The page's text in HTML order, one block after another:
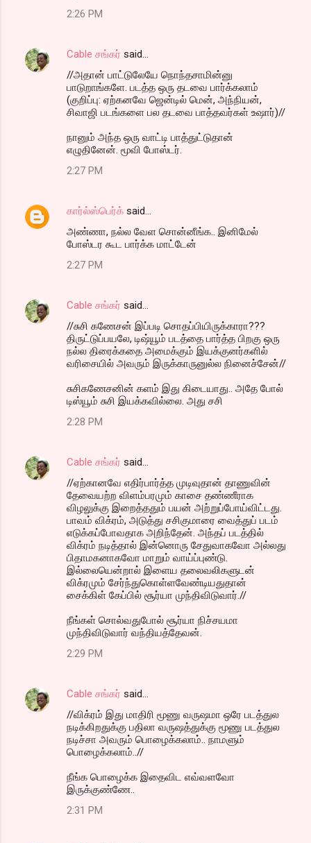
2:26 PM
Cable சங்கர் said…
//அதான் பாட்டுலேயே நொந்தசாமின்னு
பாடுறாங்களே. படத்த ஒரு தடவை பார்க்கலாம்
(குறிப்பு: ஏற்கனவே ஜென்டில் மென், அந்நியன்,
சிவாஜி படங்களை பல தடவை பாத்தவர்கள் உஷார்)//
நானும் அந்த ஒரு வாட்டி பாத்துட்டுதான்
எழுதினேன். மூவி போஸ்டர்.
2:27 PM
கார்ல்ஸ்பெர்க் said…
அண்ணா, நல்ல வேள சொன்னீங்க.. இனிமேல்
போஸ்டர கூட பார்க்க மாட்டேன்
2:27 PM
Cable சங்கர் said…
//சுசி கணேசன் இப்படி சொதப்பியிருக்காரா???
திருட்டுப்பயலே, டிஷ்யூம் படத்தை பார்த்த பிறகு ஒரு
நல்ல திரைக்கதை அமைக்கும் இயக்குனர்களில்
வரிசையில் அவரும் இருக்காருனுல்ல நினைச்சேன்//
சுசிகணேசனின் களம் இது கிடையாது.. அதே போல்
டிஸ்யூம் சுசி இயக்கவில்லை. அது சசி
2:28 PM
Cable சங்கர் said…
//ஏற்கானவே எதிர்பார்த்த முடிவுதான் தாணுவின்
தேவையற்ற விளம்பரமும் காசை தண்ணீராக
விழலுக்கு இறைத்ததும் பயன் அற்றுப்போய்விட்டது.
பாவம் விக்ரம், அடுத்து சசிகுமாரை வைத்துப் படம்
எடுக்கப்போவதாக அறிந்தேன். அந்தப் படத்தில்
விக்ரம் நடித்தால் இன்னொரு சேதுவாகவோ அல்லது
பிதாமகனாகவோ மாறும் வாய்ப்புண்டு.
இல்லையென்றால் இளைய தலைவலிகளுடன்
விக்ரமும் சேர்ந்துகொள்ளவேண்டியதுதான்
சைக்கிள் கேப்பில் சூர்யா முந்திவிடுவார்.//
நீங்கள் சொல்வதுபோல் சூர்யா நிச்சயமா
முந்திவிடுவார் வந்தியத்தேவன்.
2:29 PM
Cable சங்கர் said…
//விக்ரம் இது மாதிரி மூணு வருஷமா ஒரே படத்துல
நடிக்கிறதுக்கு பதிலா வருஷத்துக்கு மூணு படத்துல
நடிச்சா அவரும் பொழைக்கலாம்.. நாமளும்
பொழைக்கலாம்..//
நீங்க பொழைக்க இதைவிட எவ்வளவோ
இருக்குண்ணே..
2:31 PM